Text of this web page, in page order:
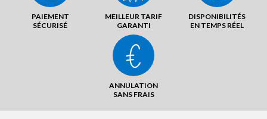
PAIEMENT
SÉCURISÉ
MEILLEUR TARIF
GARANTI
DISPONIBILITÉS
EN TEMPS RÉEL
ANNULATION
SANS FRAIS